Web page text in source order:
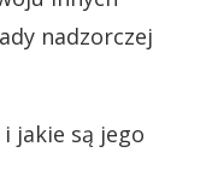
nadzorczej
jakie są jego